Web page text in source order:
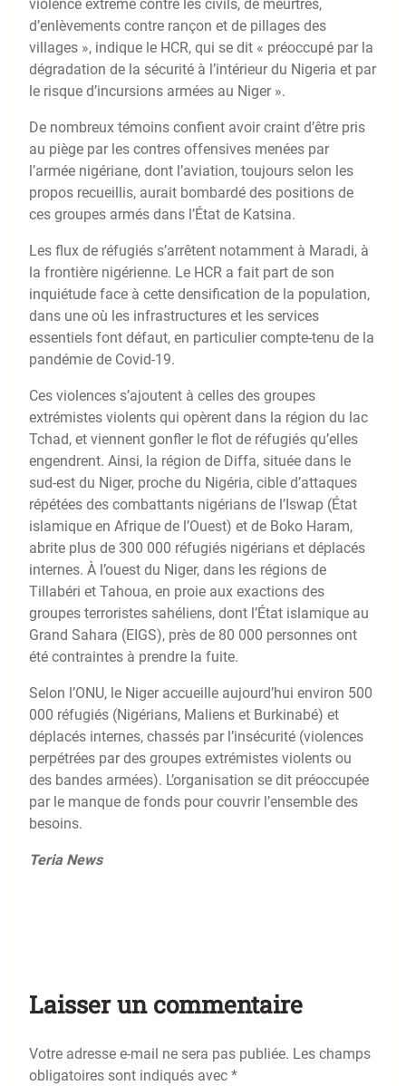
violence extrême contre les civils, de meurtres,
d’enlèvements contre rançon et de pillages des
villages », indique le HCR, qui se dit « préoccupé par la
dégradation de la sécurité à l’intérieur du Nigeria et par
le risque d’incursions armées au Niger ».
De nombreux témoins confient avoir craint d’être pris
au piège par les contres offensives menées par
l’armée nigériane, dont l’aviation, toujours selon les
propos recueillis, aurait bombardé des positions de
ces groupes armés dans l’État de Katsina.
Les flux de réfugiés s’arrêtent notamment à Maradi, à
la frontière nigérienne. Le HCR a fait part de son
inquiétude face à cette densification de la population,
dans une où les infrastructures et les services
essentiels font défaut, en particulier compte-tenu de la
pandémie de Covid-19.
Ces violences s’ajoutent à celles des groupes
extrémistes violents qui opèrent dans la région du lac
Tchad, et viennent gonfler le flot de réfugiés qu’elles
engendrent. Ainsi, la région de Diffa, située dans le
sud-est du Niger, proche du Nigéria, cible d’attaques
répétées des combattants nigérians de l’Iswap (État
islamique en Afrique de l’Ouest) et de Boko Haram,
abrite plus de 300 000 réfugiés nigérians et déplacés
internes. À l’ouest du Niger, dans les régions de
Tillabéri et Tahoua, en proie aux exactions des
groupes terroristes sahéliens, dont l’État islamique au
Grand Sahara (EIGS), près de 80 000 personnes ont
été contraintes à prendre la fuite.
Selon l’ONU, le Niger accueille aujourd’hui environ 500
000 réfugiés (Nigérians, Maliens et Burkinabé) et
déplacés internes, chassés par l’insécurité (violences
perpétrées par des groupes extrémistes violents ou
des bandes armées). L’organisation se dit préoccupée
par le manque de fonds pour couvrir l’ensemble des
besoins.
Teria News
Laisser un commentaire
Votre adresse e-mail ne sera pas publiée. Les champs
obligatoires sont indiqués avec *